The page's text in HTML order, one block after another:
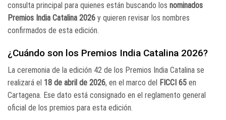
consulta principal para quienes están buscando los nominados
Premios India Catalina 2026 y quieren revisar los nombres
confirmados de esta edición.
¿Cuándo son los Premios India Catalina 2026?
La ceremonia de la edición 42 de los Premios India Catalina se
realizará el 18 de abril de 2026, en el marco del FICCI 65 en
Cartagena. Ese dato está consignado en el reglamento general
oficial de los premios para esta edición.